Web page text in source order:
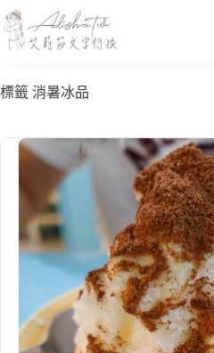
跳
至
主
內
標籤 消暑冰品